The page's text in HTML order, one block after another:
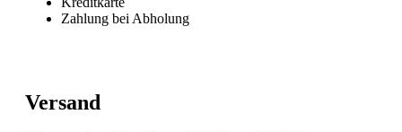
Zahlung bei Abholung
Versand